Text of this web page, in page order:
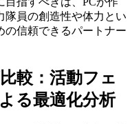
隊員の創造性や体力とい
の信頼できるパートナー
較：活動フェ
る最適化分析